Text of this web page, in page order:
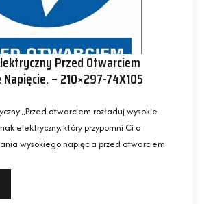
Przed Otwarciem
– 210×297-74X105
„Przed otwarciem rozładuj wysokie
elektryczny, który przypomni Ci o
wysokiego napięcia przed otwarciem